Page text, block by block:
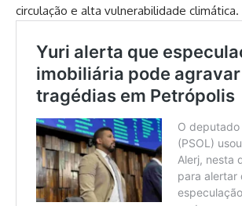
circulação e alta vulnerabilidade climática.